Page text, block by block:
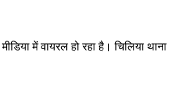
में वायरल हो रहा है। चिलिया थाना